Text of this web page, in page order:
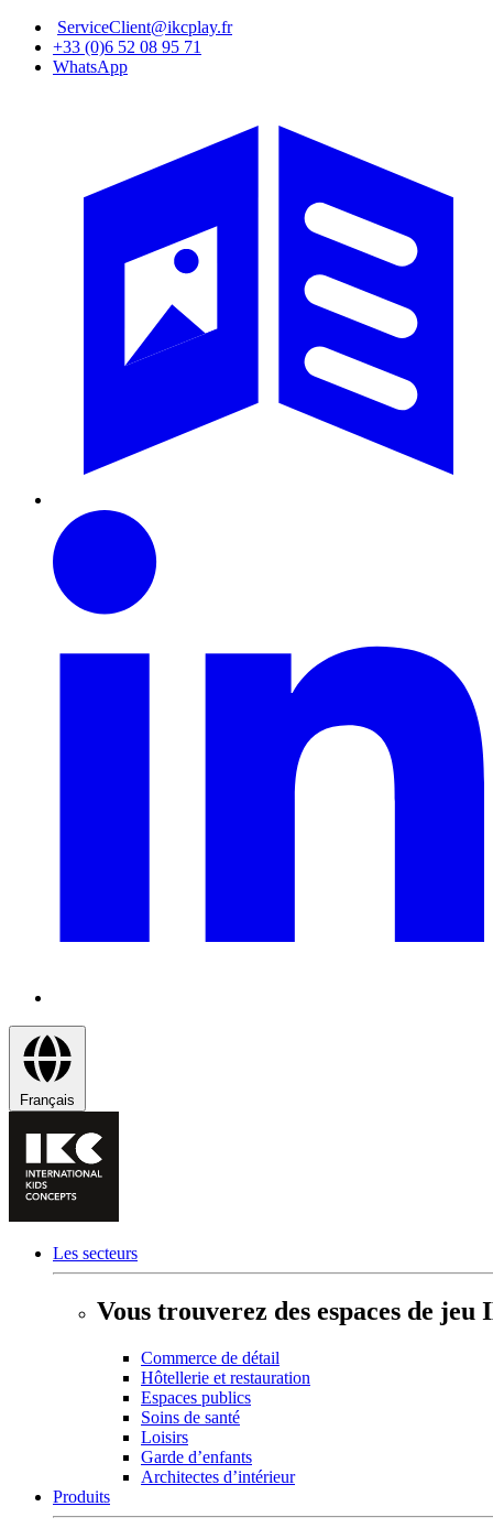
Aller
contenu
ServiceClient@ikcplay.fr
+33 (0)6 52 08 95 71
WhatsApp
Français
Les secteurs
Vous trouverez des espaces de jeu
Commerce de détail
Hôtellerie et restauration
Espaces publics
Soins de santé
Loisirs
Garde d’enfants
Architectes d’intérieur
Produits